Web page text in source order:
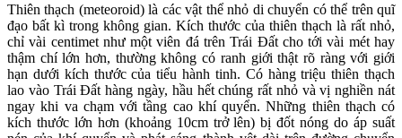
Thiên thạch (meteoroid) là các vật thể nhỏ di chuyển có thể trên quĩ
đạo bất kì trong không gian. Kích thước của thiên thạch là rất nhỏ,
chỉ vài centimet như một viên đá trên Trái Đất cho tới vài mét hay
thậm chí lớn hơn, thường không có ranh giới thật rõ ràng với giới
hạn dưới kích thước của tiểu hành tinh. Có hàng triệu thiên thạch
lao vào Trái Đất hàng ngày, hầu hết chúng rất nhỏ và vị nghiền nát
ngay khi va chạm với tầng cao khí quyển. Những thiên thạch có
kích thước lớn hơn (khoảng 10cm trở lên) bị đốt nóng do áp suất